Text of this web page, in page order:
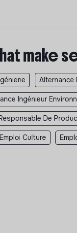
make
Alternance
Ingénieur
De
Emploi Culture